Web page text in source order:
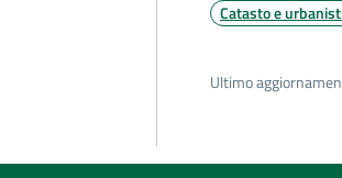
Catasto e
Ultimo